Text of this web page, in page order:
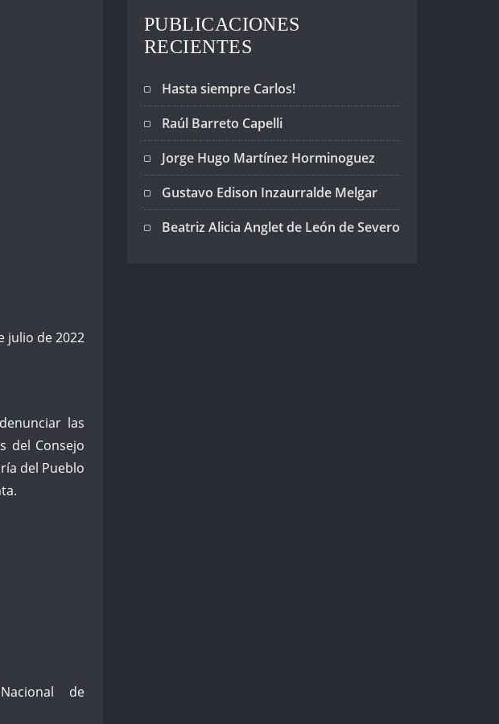
julio de 2022
las
del Consejo
del Pueblo
de
PUBLICACIONES
RECIENTES
Hasta siempre Carlos!
Raúl Barreto Capelli
Jorge Hugo Martínez Horminoguez
Gustavo Edison Inzaurralde Melgar
Beatriz Alicia Anglet de León de Severo